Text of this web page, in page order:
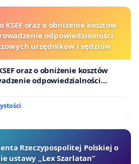
KSEF oraz o obniżenie kosztów
odpowiedzialności
urzędników i sędziów
oraz o obniżenie kosztów
odpowiedzialności
urzędników i sędziów
Rzeczypospolitej Polskiej o
ustawy „Lex Szarlatan”